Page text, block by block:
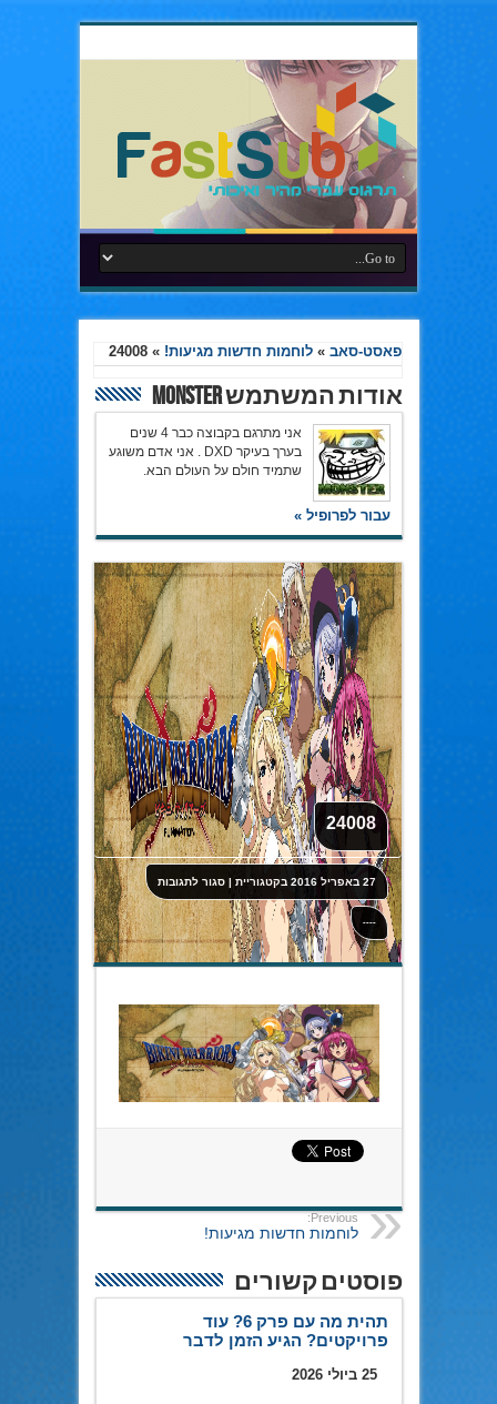
פאסט-סאב »לוחמות חדשות מגיעות! »
24008
אודות המשתמש monster
אני מתרגם בקבוצה כבר 4 שנים
בערך בעיקר DXD . אני אדם משוגע
שתמיד חולם על העולם הבא.
עבור לפרופיל »
24008
27 באפריל 2016 בקטגוריית |סגור לתגובותעל
24008
----
Previous:
לוחמות חדשות מגיעות!
פוסטים קשורים
תהית מה עם פרק 6? עוד
פרויקטים? הגיע הזמן לדבר
25 ביולי 2026